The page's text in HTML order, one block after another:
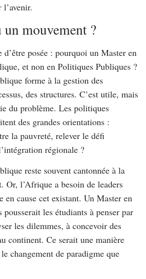
un mouvement ?
posée : pourquoi un Master en
et non en Politiques Publiques ?
forme à la gestion des
des structures. C’est utile, mais
du problème. Les politiques
des grandes orientations :
la pauvreté, relever le défi
régionale ?
reste souvent cantonnée à la
Or, l’Afrique a besoin de leaders
en cause cet existant. Un Master en
les étudiants à penser par
les dilemmes, à concevoir des
continent. Ce serait une manière
changement de paradigme que